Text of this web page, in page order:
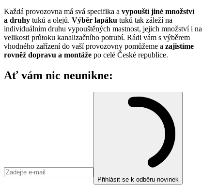
Každá provozovna má svá specifika a vypouští jiné množství
a druhy tuků a olejů. Výběr lapáku tuků tak záleží na
individuálním druhu vypouštěných mastnost, jejich množství i na
velikosti průtoku kanalizačního potrubí. Rádi vám s výběrem
vhodného zařízení do vaší provozovny pomůžeme a zajistíme
rovněž dopravu a montáže po celé České republice.
Ať vám nic neunikne:
Přihlásit se k odběru novinek